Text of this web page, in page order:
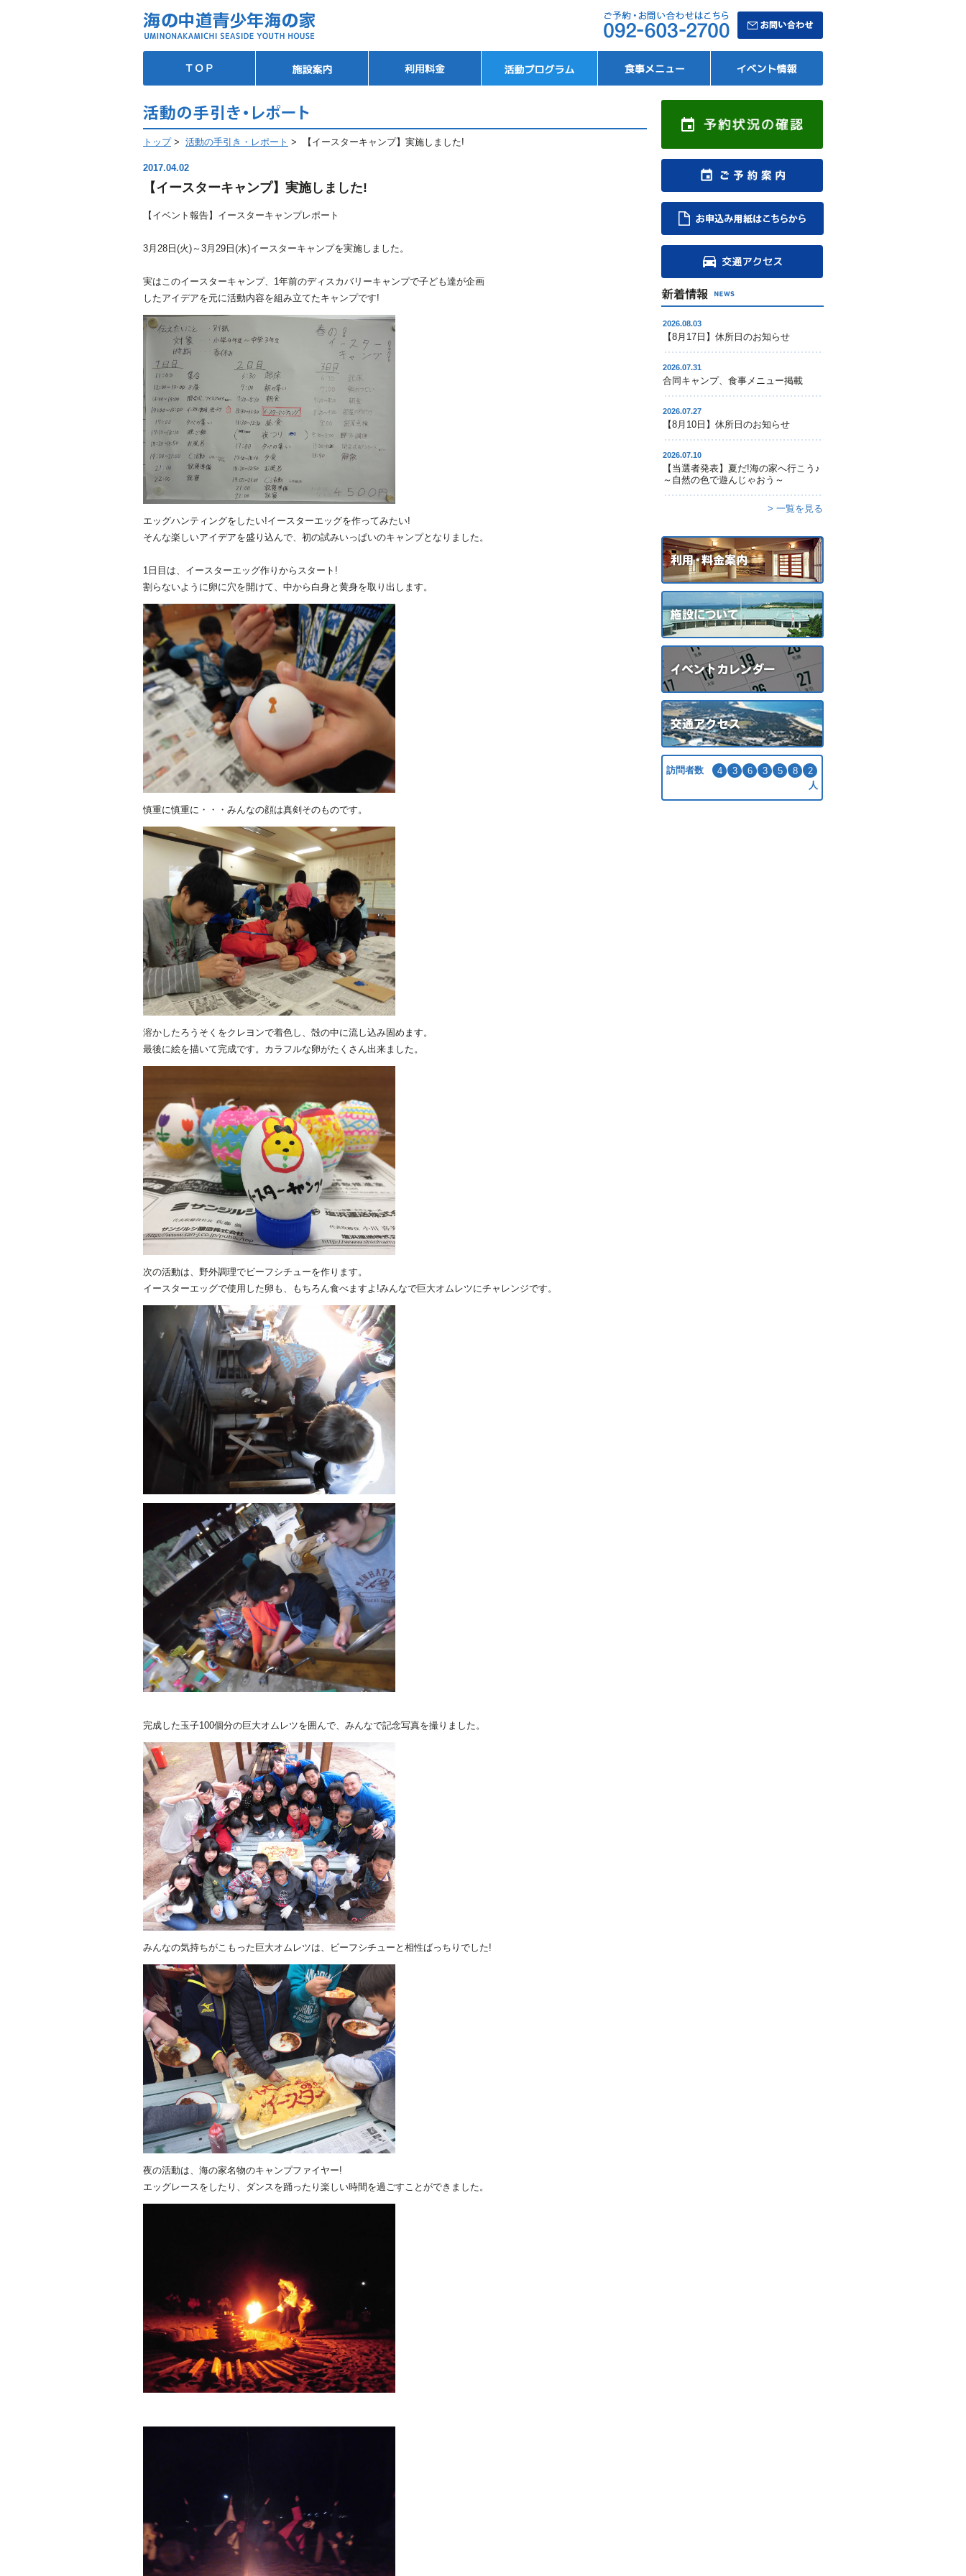
トップ> 活動の手引き・レポート > 【イースターキャンプ】実施しました!
2017.04.02
【イースターキャンプ】実施しました!
【イベント報告】イースターキャンプレポート
3月28日(火)～3月29日(水)イースターキャンプを実施しました。
実はこのイースターキャンプ、1年前のディスカバリーキャンプで子ども達が企画
したアイデアを元に活動内容を組み立てたキャンプです!
エッグハンティングをしたい!イースターエッグを作ってみたい!
そんな楽しいアイデアを盛り込んで、初の試みいっぱいのキャンプとなりました。
1日目は、イースターエッグ作りからスタート!
割らないように卵に穴を開けて、中から白身と黄身を取り出します。
慎重に慎重に・・・みんなの顔は真剣そのものです。
溶かしたろうそくをクレヨンで着色し、殻の中に流し込み固めます。
最後に絵を描いて完成です。カラフルな卵がたくさん出来ました。
次の活動は、野外調理でビーフシチューを作ります。
イースターエッグで使用した卵も、もちろん食べますよ!みんなで巨大オムレツにチャレンジです。
完成した玉子100個分の巨大オムレツを囲んで、みんなで記念写真を撮りました。
みんなの気持ちがこもった巨大オムレツは、ビーフシチューと相性ばっちりでした!
夜の活動は、海の家名物のキャンプファイヤー!
エッグレースをしたり、ダンスを踊ったり楽しい時間を過ごすことができました。
2026.08.03
【8月17日】休所日のお知らせ
2026.07.31
合同キャンプ、食事メニュー掲載
2026.07.27
【8月10日】休所日のお知らせ
2026.07.10
【当選者発表】夏だ!海の家へ行こう♪
～自然の色で遊んじゃおう～
> 一覧を見る
訪問者数 4 3 6 3 5 8
2
人